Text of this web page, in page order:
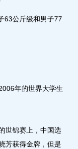
63公斤级和男子77
年的世界大学生
世锦赛上，中国选
芳获得金牌，但是